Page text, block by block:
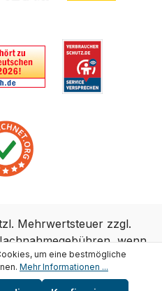
Mehrwertsteuer zzgl.
wenn
angegeben.
wasser.de
um eine bestmögliche
Mehr Informationen ...